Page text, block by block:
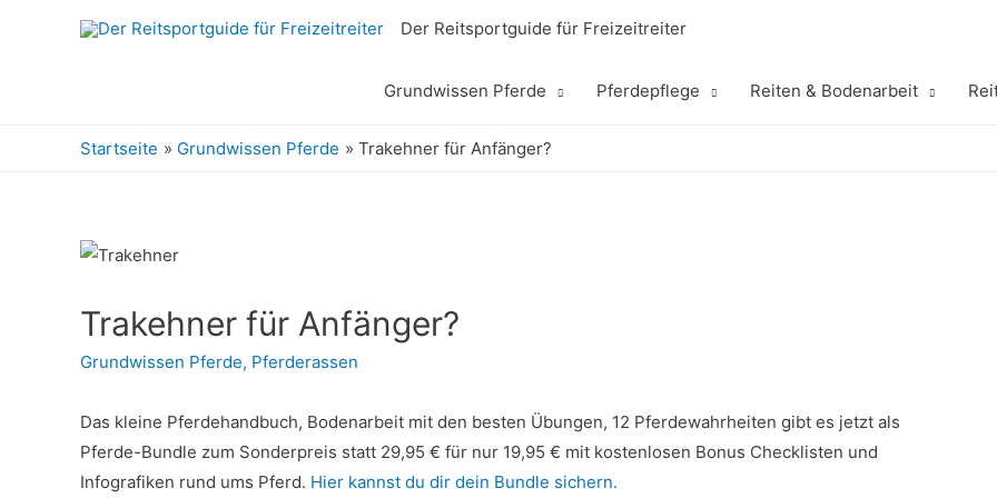
Der Reitsportguide für Freizeitreiter
Grundwissen Pferde Pferdepflege Reiten & Bodenarbeit
Startseite Grundwissen Pferde Trakehner für Anfänger?
Trakehner für Anfänger?
Grundwissen Pferde, Pferderassen
Das kleine Pferdehandbuch, Bodenarbeit mit den besten Übungen, 12 Pferdewahrheiten gibt es jetzt als
Pferde-Bundle zum Sonderpreis statt 29,95 € für nur 19,95 € mit kostenlosen Bonus Checklisten und
Infografiken rund ums Pferd. Hier kannst du dir dein Bundle sichern.